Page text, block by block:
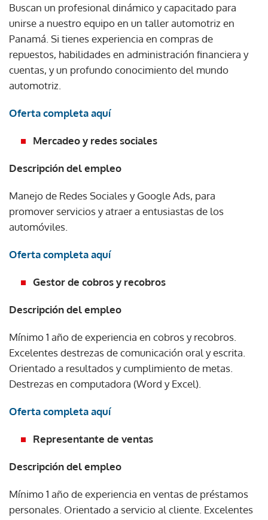
Buscan un profesional dinámico y capacitado para
unirse a nuestro equipo en un taller automotriz en
Panamá. Si tienes experiencia en compras de
repuestos, habilidades en administración financiera y
cuentas, y un profundo conocimiento del mundo
automotriz.
Oferta completa aquí
Mercadeo y redes sociales
Descripción del empleo
Manejo de Redes Sociales y Google Ads, para
promover servicios y atraer a entusiastas de los
automóviles.
Oferta completa aquí
Gestor de cobros y recobros
Descripción del empleo
Mínimo 1 año de experiencia en cobros y recobros.
Excelentes destrezas de comunicación oral y escrita.
Orientado a resultados y cumplimiento de metas.
Destrezas en computadora (Word y Excel).
Oferta completa aquí
Representante de ventas
Descripción del empleo
Mínimo 1 año de experiencia en ventas de préstamos
personales. Orientado a servicio al cliente. Excelentes